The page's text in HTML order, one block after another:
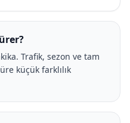
Trafik, sezon ve tam
küçük farklılık